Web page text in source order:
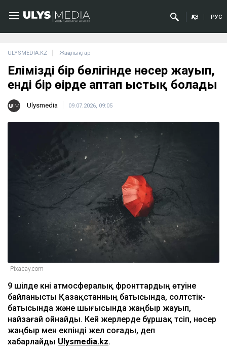
ҚАЗ РУС
ULYSMEDIA.KZ Жаңалықтар
Еліміздің бір бөлігінде нөсер жауып,
енді бір өңірде аптап ыстық болады
Ulysmedia 09.07.2026, 09:05
Pixabay.com
9 шілде күні атмосфералық фронттардың өтуіне
байланысты Қазақстанның батысында, солтүстік-
батысында және шығысында жаңбыр жауып,
найзағай ойнайды. Кей жерлерде бұршақ түсіп, нөсер
жаңбыр мен екпінді жел соғады, деп
хабарлайды Ulysmedia.kz.